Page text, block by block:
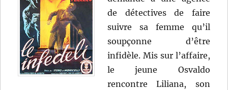
de détectives de faire
suivre sa femme qu’il
soupçonne d’être
infidèle. Mis sur l’affaire,
le jeune Osvaldo
rencontre Liliana, son